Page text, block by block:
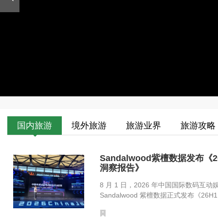
国内旅游 境外旅游 旅游业界 旅游攻略
Sandalwood紫檀数据发布《
洞察报告》
​8 月 1 日，2026 年中国国际数码互动
Sandalwood 紫檀数据正式发布《